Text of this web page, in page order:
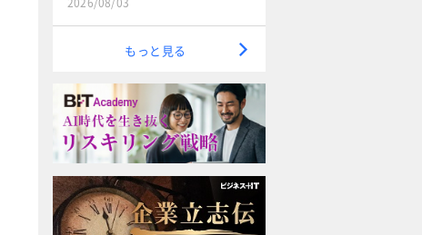
もっと見る